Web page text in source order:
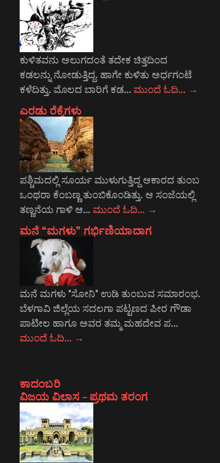
ಕುಳಿತವನು ಅಲುಗದಂತೆ ತದೇಕ ಚಿತ್ತದಿಂದ
ಕಡಲನ್ನು ನೋಡುತ್ತಿದ್ದ. ಹಾಗೇ ಕುಳಿತು ಅರ್ಧಗಂಟೆ
ಕಳೆದಿತ್ತು. ಮೊಲದ ಬಾರಿಗೆ ಕಡ… ಮುಂದೆ ಓದಿ… →
ಎರಡು ರೆಕ್ಕೆಗಳು
ಪಶ್ಚಿಮದಲ್ಲಿ ಸೂರ್ಯ ಮುಳುಗುತ್ತಿದ್ದ ಆಕಾರದ ತುಂಬ
ಒಂಥರಾ ಕೆಂಬಣ್ಣ ತುಂಬಿಕೊಂಡಿತ್ತು. ಆ ಸಂಜೆಯಲ್ಲಿ
ತಣ್ಣನೆಯ ಗಾಳಿ ಆ… ಮುಂದೆ ಓದಿ… →
ಮನೆ “ಮಗಳು” ಗರ್ಭಿಣಿಯಾದಾಗ
ಮನೆ ಮಗಳು "ಸೋನಿ" ಉಡಿ ತುಂಬುವ ಸಮಾರಂಭ.
ಬೆಳಗಾವಿ ಜಿಲ್ಲೆಯ ಸದಲಗಾ ಪಟ್ಟಣದ ಪೀರ ಗೌಡಾ
ಪಾಟೀಲ ಹಾಗೂ ಅವರ ತಮ್ಮ ಮಹದೇವ ಪ…
ಮುಂದೆ ಓದಿ… →
ಕಾದಂಬರಿ
ವಿಜಯ ವಿಲಾಸ – ಪ್ರಥಮ ತರಂಗ